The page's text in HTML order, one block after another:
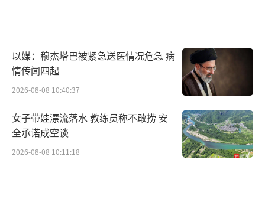
以媒：穆杰塔巴被紧急送医情况危急 病
情传闻四起
2026-08-08 10:40:37
女子带娃漂流落水 教练员称不敢捞 安
全承诺成空谈
2026-08-08 10:11:18